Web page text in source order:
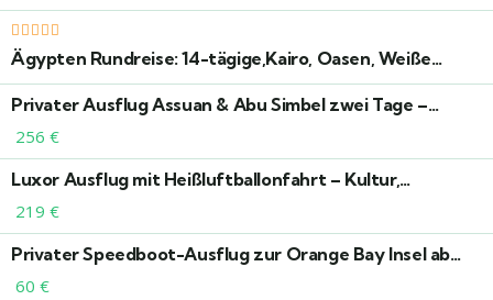
Ägypten Rundreise: 14-tägige,Kairo, Oasen, Weiße
Wüste, Luxor & Erholung in Hurghada
Privater Ausflug Assuan & Abu Simbel zwei Tage –
Tempel, Staudamm & nubische Wüste erleben
256 €
Luxor Ausflug mit Heißluftballonfahrt – Kultur,
Geschichte & Panorama
219 €
Privater Speedboot-Ausflug zur Orange Bay Insel ab
Hurghada – Schnorcheln & Luxus pur
60 €